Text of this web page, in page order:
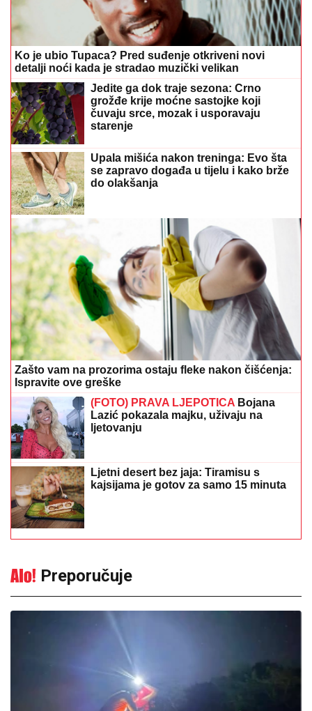
Ko je ubio Tupaca? Pred suđenje otkriveni novi
detalji noći kada je stradao muzički velikan
Jedite ga dok traje sezona: Crno
grožđe krije moćne sastojke koji
čuvaju srce, mozak i usporavaju
starenje
Upala mišića nakon treninga: Evo šta
se zapravo događa u tijelu i kako brže
do olakšanja
Zašto vam na prozorima ostaju fleke nakon čišćenja:
Ispravite ove greške
(FOTO) PRAVA LJEPOTICA Bojana
Lazić pokazala majku, uživaju na
ljetovanju
Ljetni desert bez jaja: Tiramisu s
kajsijama je gotov za samo 15 minuta
Preporučuje